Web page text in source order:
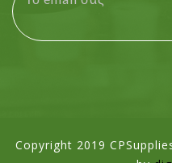
Copyright 2019